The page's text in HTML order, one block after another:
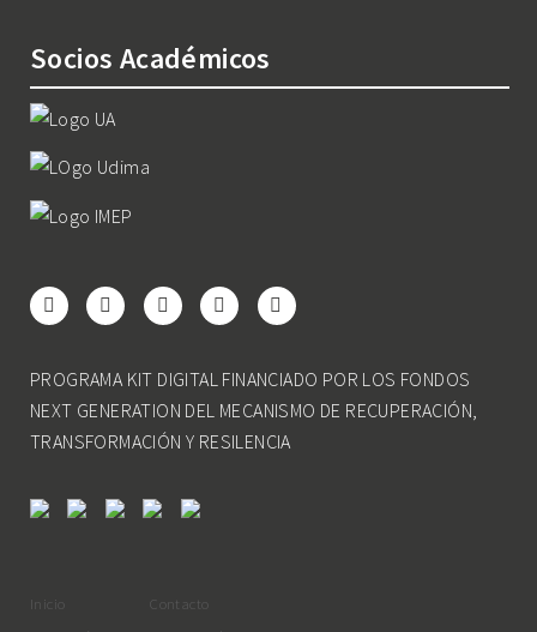
Socios Académicos
PROGRAMA KIT DIGITAL FINANCIADO POR LOS FONDOS
NEXT GENERATION DEL MECANISMO DE RECUPERACIÓN,
TRANSFORMACIÓN Y RESILENCIA
Inicio
Contacto